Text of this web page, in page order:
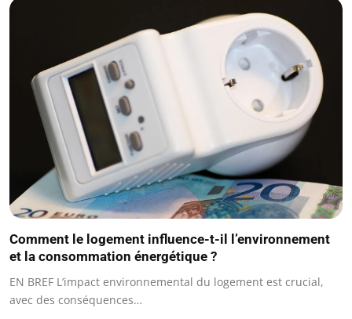
Comment le logement influence-t-il l’environnement
et la consommation énergétique ?
EN BREF L’impact environnemental du logement est crucial,
avec des conséquences…